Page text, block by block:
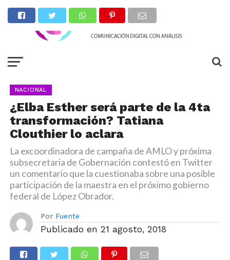
NACIONAL
¿Elba Esther será parte de la 4ta
transformación? Tatiana
Clouthier lo aclara
La excoordinadora de campaña de AMLO y próxima
subsecretaria de Gobernación contestó en Twitter
un comentario que la cuestionaba sobre una posible
participación de la maestra en el próximo gobierno
federal de López Obrador.
Por Fuente
Publicado en 21 agosto, 2018